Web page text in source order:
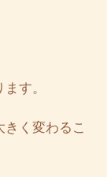
す。
く変わるこ